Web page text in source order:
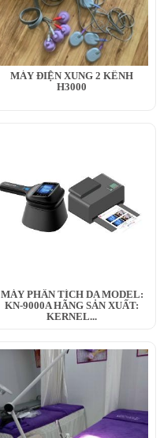
MÁY ĐIỆN XUNG 2 KÊNH
H3000
MÁY PHÂN TÍCH DA MODEL:
KN-9000A HÃNG SẢN XUẤT:
KERNEL...